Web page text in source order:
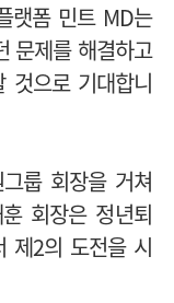
랫폼 민트 MD는
문제를 해결하고
것으로 기대합니
룹 회장을 거쳐
회장은 정년퇴
제2의 도전을 시